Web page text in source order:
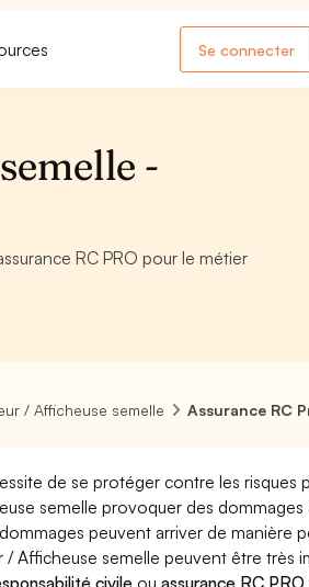
Se connecter
-
RC PRO pour le métier
/ Afficheuse semelle Assurance RC
de se protéger contre les risques
semelle provoquer des
peuvent arriver de manière
Afficheuse semelle peuvent être très
civile ouassurance RC